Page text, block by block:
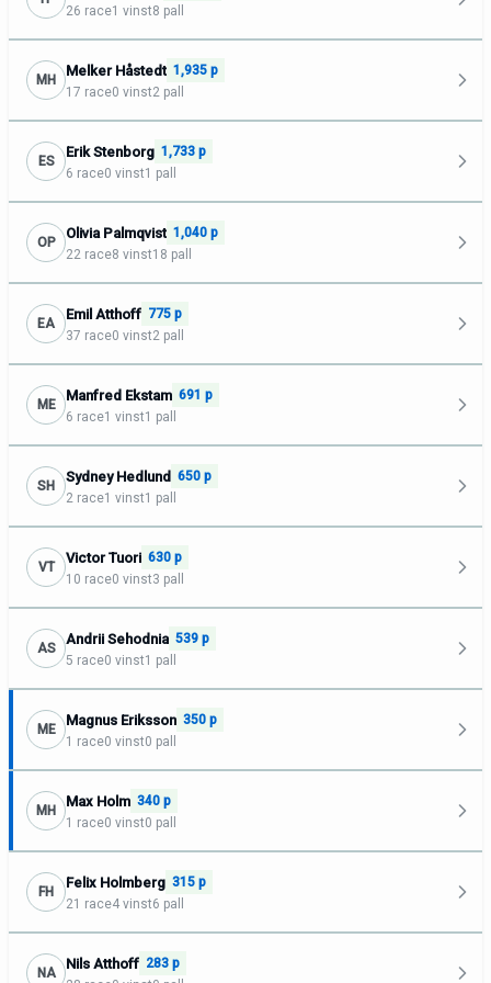
26 race1 vinst8 pall
MH
Melker Håstedt 1,935 p
17 race0 vinst2 pall
ES
Erik Stenborg 1,733 p
6 race0 vinst1 pall
OP
Olivia Palmqvist 1,040 p
22 race8 vinst18 pall
EA
Emil Atthoff 775 p
37 race0 vinst2 pall
ME
Manfred Ekstam 691 p
6 race1 vinst1 pall
SH
Sydney Hedlund 650 p
2 race1 vinst1 pall
VT
Victor Tuori 630 p
10 race0 vinst3 pall
AS
Andrii Sehodnia 539 p
5 race0 vinst1 pall
ME
Magnus Eriksson 350 p
1 race0 vinst0 pall
MH
Max Holm 340 p
1 race0 vinst0 pall
FH
Felix Holmberg 315 p
21 race4 vinst6 pall
NA
Nils Atthoff 283 p